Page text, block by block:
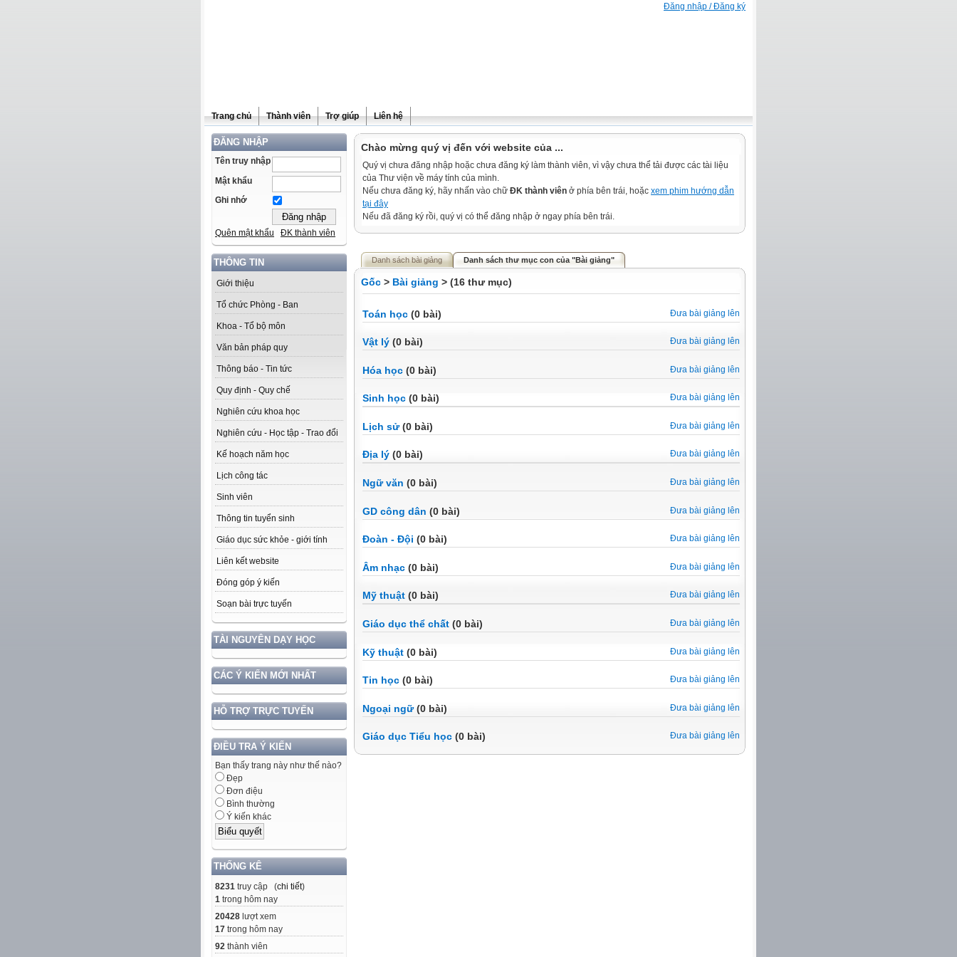
Đăng nhập / Đăng ký
Trang chủ Thành viên Trợ giúp Liên hệ
ĐĂNG NHẬP
Tên truy nhập
Mật khẩu
Ghi nhớ
Quên mật khẩu ĐK thành viên
THÔNG TIN
Giới thiệu
Tổ chức Phòng - Ban
Khoa - Tổ bộ môn
Văn bản pháp quy
Thông báo - Tin tức
Quy định - Quy chế
Nghiên cứu khoa học
Nghiên cứu - Học tập - Trao đổi
Kế hoạch năm học
Lịch công tác
Sinh viên
Thông tin tuyển sinh
Giáo dục sức khỏe - giới tính
Liên kết website
Đóng góp ý kiến
Soạn bài trực tuyến
TÀI NGUYÊN DẠY HỌC
CÁC Ý KIẾN MỚI NHẤT
HỖ TRỢ TRỰC TUYẾN
ĐIỀU TRA Ý KIẾN
Bạn thấy trang này như thế nào?
Đẹp
Đơn điệu
Bình thường
Ý kiến khác
THỐNG KÊ
8231 truy cập (chi tiết)
1 trong hôm nay
20428 lượt xem
17 trong hôm nay
92 thành viên
Chào mừng quý vị đến với website của ...
Quý vị chưa đăng nhập hoặc chưa đăng ký làm thành viên, vì vậy chưa thể tải được các tài liệu
của Thư viện về máy tính của mình.
Nếu chưa đăng ký, hãy nhấn vào chữ ĐK thành viên ở phía bên trái, hoặc xem phim hướng dẫn
tại đây
Nếu đã đăng ký rồi, quý vị có thể đăng nhập ở ngay phía bên trái.
Danh sách bài giảng Danh sách thư mục con của "Bài giảng"
Gốc > Bài giảng > (16 thư mục)
Đưa bài giảng lên
Toán học (0 bài)
Đưa bài giảng lên
Vật lý (0 bài)
Đưa bài giảng lên
Hóa học (0 bài)
Đưa bài giảng lên
Sinh học (0 bài)
Đưa bài giảng lên
Lịch sử(0 bài)
Đưa bài giảng lên
Địa lý (0 bài)
Đưa bài giảng lên
Ngữ văn (0 bài)
Đưa bài giảng lên
GD công dân (0 bài)
Đưa bài giảng lên
Đoàn - Đội (0 bài)
Đưa bài giảng lên
Âm nhạc (0 bài)
Đưa bài giảng lên
Mỹ thuật (0 bài)
Đưa bài giảng lên
Giáo dục thể chất (0 bài)
Đưa bài giảng lên
Kỹ thuật (0 bài)
Đưa bài giảng lên
Tin học (0 bài)
Đưa bài giảng lên
Ngoại ngữ(0 bài)
Đưa bài giảng lên
Giáo dục Tiểu học (0 bài)